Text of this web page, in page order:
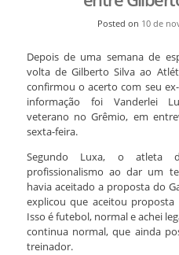
Posted on 10 de
Depois de uma semana de
volta de Gilberto Silva ao
confirmou o acerto com seu
informação foi Vanderlei
veterano no Grêmio, em
sexta-feira.
Segundo Luxa, o atleta
profissionalismo ao dar um
havia aceitado a proposta do
explicou que aceitou
Isso é futebol, normal e achei
continua normal, que ainda
treinador.